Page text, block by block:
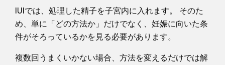
IUIでは、処理した精子を子宮内に入れます。 そのた
め、単に「どの方法か」だけでなく、妊娠に向いた条
件がそろっているかを見る必要があります。
複数回うまくいかない場合、方法を変えるだけでは解